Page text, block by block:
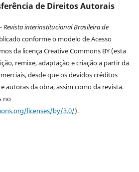
de Direitos Autorais
-- Revista interinstitucional Brasileira de
conforme o modelo de Acesso
da licença Creative Commons BY (esta
remixe, adaptação e criação a partir da
desde que os devidos créditos
autoras da obra, assim como da revista.
no
licenses/by/3.0/).